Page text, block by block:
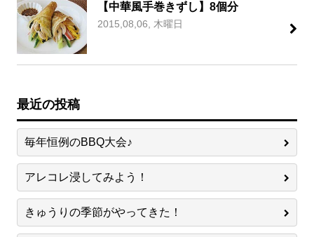
【中華風手巻きずし】8個分
2015,08,06, 木曜日
最近の投稿
毎年恒例のBBQ大会♪
アレコレ浸してみよう！
きゅうりの季節がやってきた！